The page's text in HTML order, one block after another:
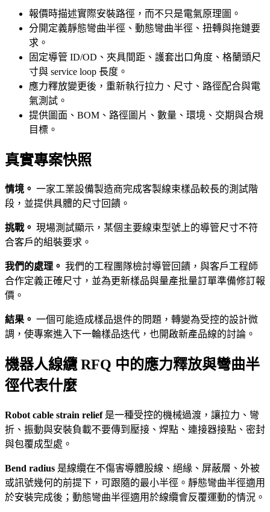
報價時描述實際安裝路徑，而不只是電氣原理圖。
分開定義靜態彎曲半徑、動態彎曲半徑、扭轉與拖鏈要
求。
固定導管 ID/OD、夾具間距、護套出口角度、格蘭頭尺
寸與 service loop 長度。
應力釋放變更後，重新執行拉力、尺寸、路徑配合與電
氣測試。
提供圖面、BOM、路徑圖片、數量、環境、交期與合規
目標。
真實專案快照
情境。 一家工業設備製造商完成客製線束樣品較長的測試階
段，並提供具體的尺寸回饋。
挑戰。 現場測試顯示，某個主要線束型號上的導管尺寸不符
合客戶的組裝要求。
我們的處理。 我們的工程團隊檢討導管回饋，與客戶工程師
合作定義正確尺寸，並為更新樣品與量產批量訂單準備修訂報
價。
結果。 一個可能造成樣品退件的問題，轉變為受控的設計微
調，使專案進入下一輪樣品迭代，也開啟新產品線的討論。
機器人線纜 RFQ 中的應力釋放與彎曲半
徑代表什麼
Robot cable strain relief是一種受控的機械過渡，讓拉力、彎
折、振動與安裝負載不要傳到壓接、焊點、連接器接點、密封
與包覆成型處。
Bend radius 是線纜在不傷害導體股線、絕緣、屏蔽層、外被
或訊號幾何的前提下，可跟隨的最小半徑。靜態彎曲半徑適用
於安裝完成後；動態彎曲半徑適用於線纜會反覆運動的情況。